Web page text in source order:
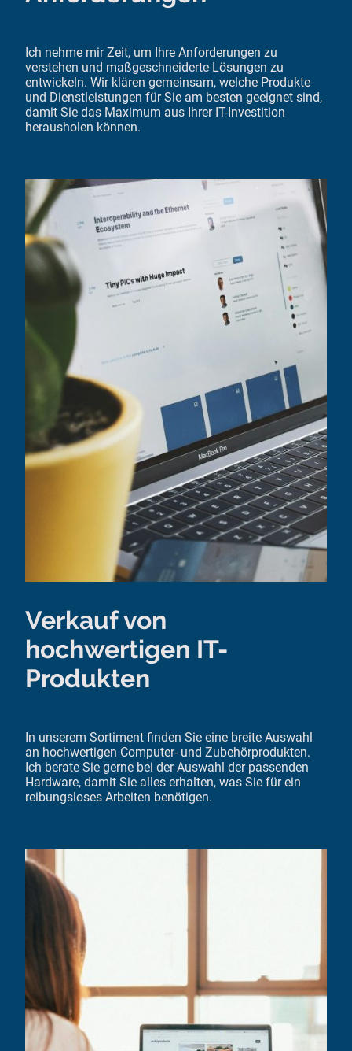
Ich nehme mir Zeit, um Ihre Anforderungen zu
verstehen und maßgeschneiderte Lösungen zu
entwickeln. Wir klären gemeinsam, welche Produkte
und Dienstleistungen für Sie am besten geeignet sind,
damit Sie das Maximum aus Ihrer IT-Investition
herausholen können.
Verkauf von
hochwertigen IT-
Produkten
In unserem Sortiment finden Sie eine breite Auswahl
an hochwertigen Computer- und Zubehörprodukten.
Ich berate Sie gerne bei der Auswahl der passenden
Hardware, damit Sie alles erhalten, was Sie für ein
reibungsloses Arbeiten benötigen.